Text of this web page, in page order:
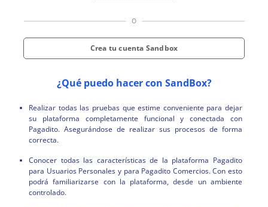
o
Crea tu cuenta Sandbox
¿Qué puedo hacer con SandBox?
Realizar todas las pruebas que estime conveniente para dejar
su plataforma completamente funcional y conectada con
Pagadito. Asegurándose de realizar sus procesos de forma
correcta.
Conocer todas las características de la plataforma Pagadito
para Usuarios Personales y para Pagadito Comercios. Con esto
podrá familiarizarse con la plataforma, desde un ambiente
controlado.